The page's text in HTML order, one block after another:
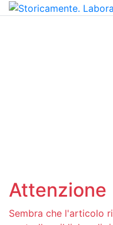
Attenzione
Sembra che l'articolo